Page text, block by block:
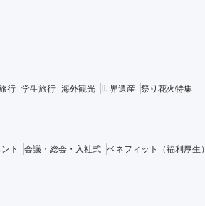
行 学生旅行 海外観光 世界遺産 祭り花火特集
ト 会議・総会・入社式 ベネフィット（福利厚生）